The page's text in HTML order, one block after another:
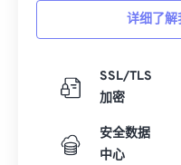
详细了解
SSL/TLS
加密
安全数据
中心